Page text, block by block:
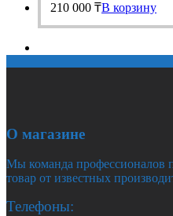
210 000 ₸В корзину
О магазине
Мы команда профессионалов
товар от известных
Телефоны: